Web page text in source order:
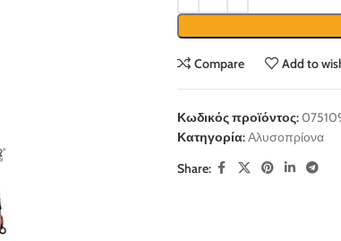
Compare Add to
Κωδικός προϊόντος:
Κατηγορία:Αλυσοπρίονα
Share: